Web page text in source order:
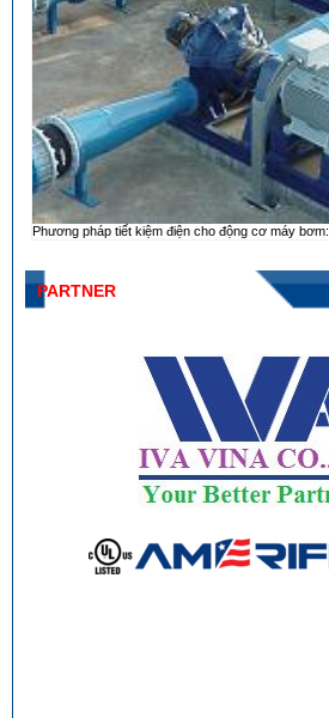
Phương pháp tiết kiệm điện cho động cơ máy bơm:
PARTNER